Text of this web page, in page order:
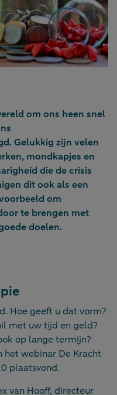
om ons heen snel
Gelukkig zijn velen
mondkapjes en
die de crisis
dit ook als een
om
te brengen met
doelen.
Hoe geeft u dat vorm?
met uw tijd en geld?
op lange termijn?
het webinar De Kracht
plaatsvond.
van Hooff, directeur